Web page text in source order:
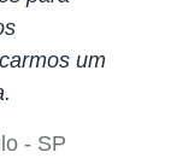
um